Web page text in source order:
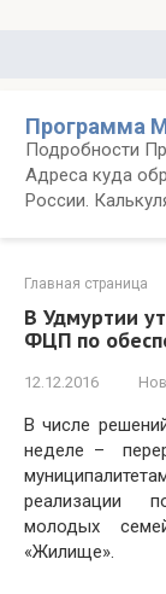
Программа
Подробности
Адреса куда
России.
Главная страница
В Удмуртии
ФЦП по
12.12.2016
В числе
неделе –
реализации
молодых
«Жилище».